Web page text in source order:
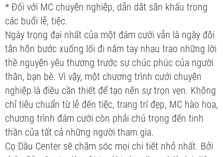
* Đối với MC chuyên nghiệp, dẫn dắt sân khấu trong
các buổi lễ, tiệc.
Ngày trọng đại nhất của một đám cưới vẫn là ngày đôi
tân hôn bước xuống lối đi nắm tay nhau trao những lời
thề nguyện yêu thương trước sự chúc phúc của người
thân, bạn bè. Vì vậy, một chương trình cưới chuyên
nghiệp là điều cần thiết để tạo nên sự trọn vẹn. Không
chỉ tiêu chuẩn từ lễ đến tiệc, trang trí đẹp, MC hào hoa,
chương trình đám cưới còn phải chú trọng đến tinh
thần của tất cả những người tham gia.
Cọ Dầu Center sẽ chăm sóc mọi chi tiết nhỏ nhất. Bởi